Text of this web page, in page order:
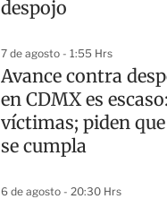
despojo
7 de agosto - 1:55 Hrs
Avance contra
en CDMX es escaso:
víctimas; piden
se cumpla
6 de agosto - 20:30 Hrs